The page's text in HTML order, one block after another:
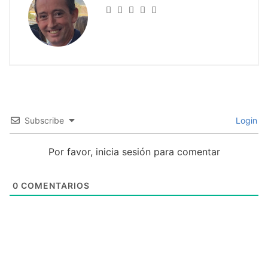
Subscribe Login
Por favor, inicia sesión para comentar
0 COMENTARIOS